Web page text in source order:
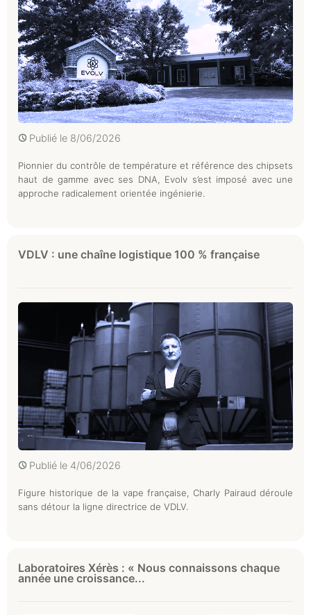
Publié le 8/06/2026
Pionnier du contrôle de température et référence des chipsets
haut de gamme avec ses DNA, Evolv s’est imposé avec une
approche radicalement orientée ingénierie.
VDLV : une chaîne logistique 100 % française
Publié le 4/06/2026
Figure historique de la vape française, Charly Pairaud déroule
sans détour la ligne directrice de VDLV.
Laboratoires Xérès : « Nous connaissons chaque
année une croissance...